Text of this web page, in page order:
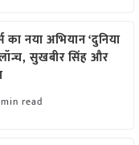
का नया अभियान ‘दुनिया
सुखबीर सिंह और
read